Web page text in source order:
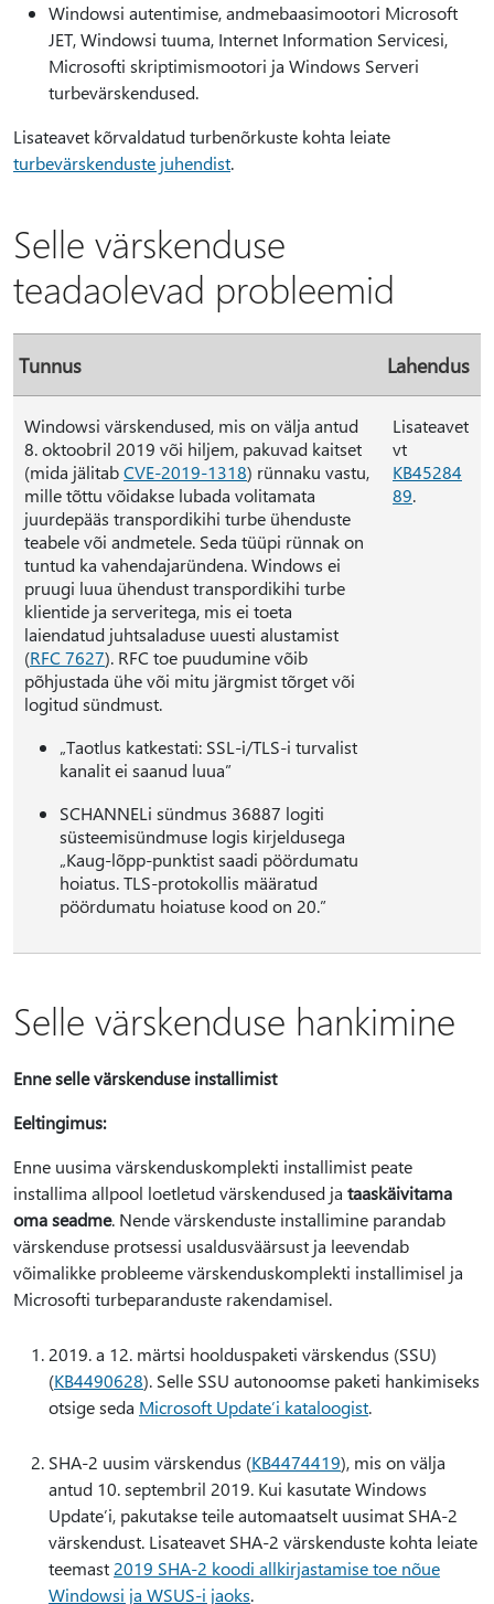
Windowsi autentimise, andmebaasimootori Microsoft
JET, Windowsi tuuma, Internet Information Servicesi,
Microsofti skriptimismootori ja Windows Serveri
turbevärskendused.
Lisateavet kõrvaldatud turbenõrkuste kohta leiate
turbevärskenduste juhendist.
Selle värskenduse
teadaolevad probleemid
Tunnus Lahendus
Windowsi värskendused, mis on välja antud
8. oktoobril 2019 või hiljem, pakuvad kaitset
(mida jälitabCVE-2019-1318) rünnaku vastu,
mille tõttu võidakse lubada volitamata
juurdepääs transpordikihi turbe ühenduste
teabele või andmetele. Seda tüüpi rünnak on
tuntud ka vahendajaründena. Windows ei
pruugi luua ühendust transpordikihi turbe
klientide ja serveritega, mis ei toeta
laiendatud juhtsaladuse uuesti alustamist
(RFC 7627). RFC toe puudumine võib
põhjustada ühe või mitu järgmist tõrget või
logitud sündmust.
„Taotlus katkestati: SSL-i/TLS-i turvalist
kanalit ei saanud luua”
SCHANNELi sündmus 36887 logiti
süsteemisündmuse logis kirjeldusega
„Kaug-lõpp-punktist saadi pöördumatu
hoiatus. TLS-protokollis määratud
pöördumatu hoiatuse kood on 20.”
Lisateavet
vt
KB45284
89.
Selle värskenduse hankimine
Enne selle värskenduse installimist
Eeltingimus:
Enne uusima värskenduskomplekti installimist peate
installima allpool loetletud värskendused ja taaskäivitama
oma seadme. Nende värskenduste installimine parandab
värskenduse protsessi usaldusväärsust ja leevendab
võimalikke probleeme värskenduskomplekti installimisel ja
Microsofti turbeparanduste rakendamisel.
2019. a 12. märtsi hoolduspaketi värskendus (SSU)
(KB4490628). Selle SSU autonoomse paketi hankimiseks
otsige seda Microsoft Update’i kataloogist.
SHA-2 uusim värskendus (KB4474419), mis on välja
antud 10. septembril 2019. Kui kasutate Windows
Update’i, pakutakse teile automaatselt uusimat SHA-2
värskendust. Lisateavet SHA-2 värskenduste kohta leiate
teemast 2019 SHA-2 koodi allkirjastamise toe nõue
Windowsi ja WSUS-i jaoks.